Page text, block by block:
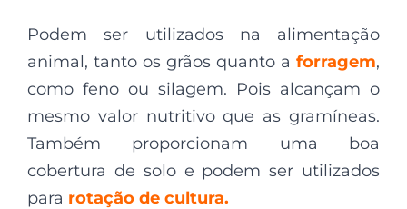
Podem ser utilizados na alimentação
animal, tanto os grãos quanto a forragem,
como feno ou silagem. Pois alcançam o
mesmo valor nutritivo que as gramíneas.
Também proporcionam uma boa
cobertura de solo e podem ser utilizados
para rotação de cultura.